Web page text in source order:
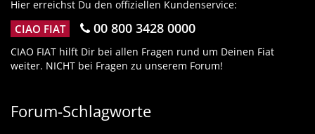
Hier erreichst Du den offiziellen Kundenservice:
CIAO FIAT 00 800 3428 0000
CIAO FIAT hilft Dir bei allen Fragen rund um Deinen Fiat
weiter. NICHT bei Fragen zu unserem Forum!
Forum-Schlagworte